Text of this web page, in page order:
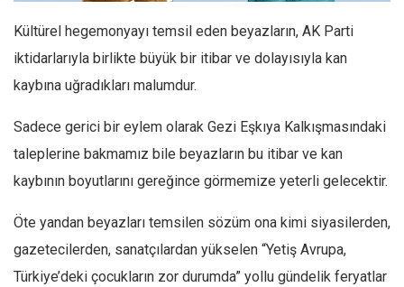
Yazarlar
Kemal Özer
Mahmut Toptaş
Yvonne Ridley
Barış Tarımcıoğlu
Ömer Kayani
Yusuf Armağan
Hasanali Yıldırım
Leyla Şerif Emin
Kültürel hegemonyayı temsil eden beyazların, AK Parti
iktidarlarıyla birlikte büyük bir itibar ve dolayısıyla kan
kaybına uğradıkları malumdur.
Sadece gerici bir eylem olarak Gezi Eşkıya Kalkışmasındaki
taleplerine bakmamız bile beyazların bu itibar ve kan
kaybının boyutlarını gereğince görmemize yeterli gelecektir.
Öte yandan beyazları temsilen sözüm ona kimi siyasilerden,
gazetecilerden, sanatçılardan yükselen “Yetiş Avrupa,
Türkiye’deki çocukların zor durumda” yollu gündelik feryatlar